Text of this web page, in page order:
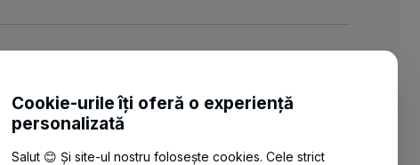
T:021 408 29 00 |021 408 29 39
vreaupensie@btpensianoastra.ro
Cookie-urile îți oferă o experiență
personalizată
Salut 😊 Și site-ul nostru folosește cookies. Cele strict